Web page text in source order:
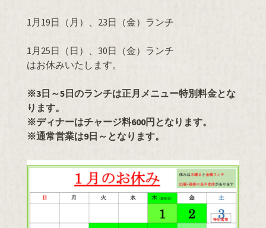
1月19日（月）、23日（金）ランチ
1月25日（日）、30日（金）ランチ
はお休みいたします。
※3日～5日のランチは正月メニュー特別料金とな
ります。
※ディナーはチャージ料600円となります。
※通常営業は9日～となります。